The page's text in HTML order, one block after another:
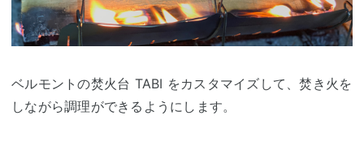
ベルモントの焚火台 TABI をカスタマイズして、焚き火を
しながら調理ができるようにします。